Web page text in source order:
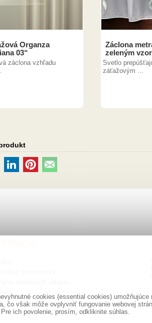
Organza
03“
záclona vzhľadu
Záclona
zeleným
Svetlo
záťažovým ...
cookies (essential cookies)
čo však môže ovplyvniť fungovanie webovej
ich povolenie, prosím, odkliknite súhlas.